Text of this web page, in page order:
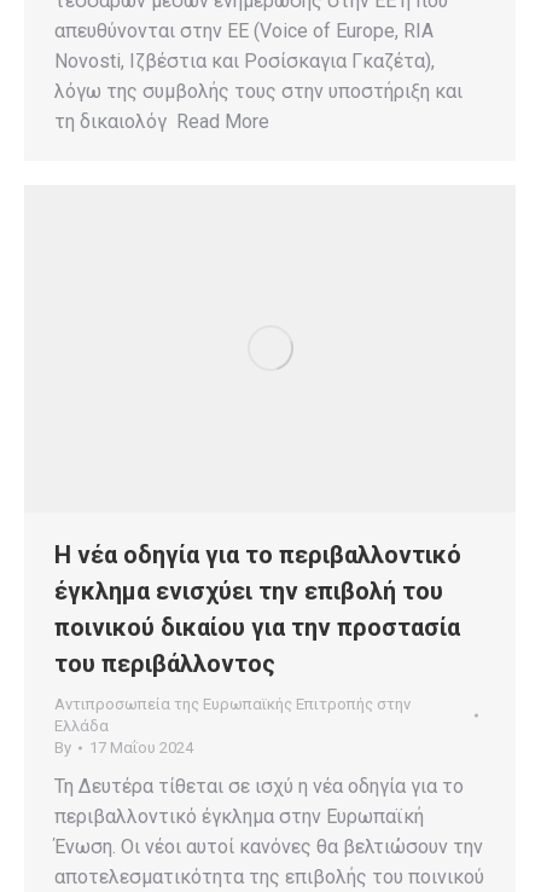
απευθύνονται στην ΕΕ (Voice of Europe, RIA
Novosti, Ιζβέστια και Ροσίσκαγια Γκαζέτα),
λόγω της συμβολής τους στην υποστήριξη και
τη δικαιολόγ Read More
Η νέα οδηγία για το περιβαλλοντικό
έγκλημα ενισχύει την επιβολή του
ποινικού δικαίου για την προστασία
του περιβάλλοντος
Αντιπροσωπεία της Ευρωπαϊκής Επιτροπής στην
Ελλάδα
By
17 Μαΐου 2024
Τη Δευτέρα τίθεται σε ισχύ η νέα οδηγία για το
περιβαλλοντικό έγκλημα στην Ευρωπαϊκή
Ένωση. Οι νέοι αυτοί κανόνες θα βελτιώσουν την
αποτελεσματικότητα της επιβολής του ποινικού